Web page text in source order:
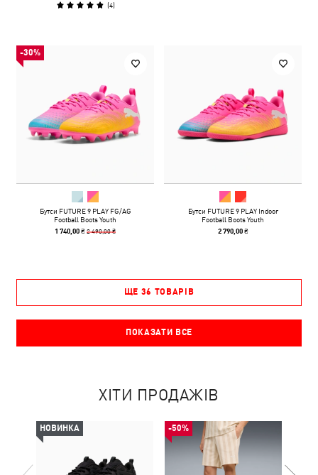
(4)
-30%
Бутси FUTURE 9 PLAY FG/AG
Football Boots Youth
1 740,00 ₴2 490,00 ₴
Бутси FUTURE 9 PLAY Indoor
Football Boots Youth
2 790,00 ₴
ЩЕ 36 ТОВАРІВ
ПОКАЗАТИ ВСЕ
ХІТИ ПРОДАЖІВ
НОВИНКА -50%